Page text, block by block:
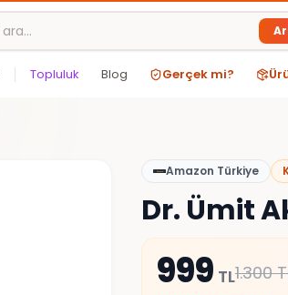
Topluluk Blog Gerçek mi?
Amazon Türkiye
Dr. Ümit
999 TL1.300